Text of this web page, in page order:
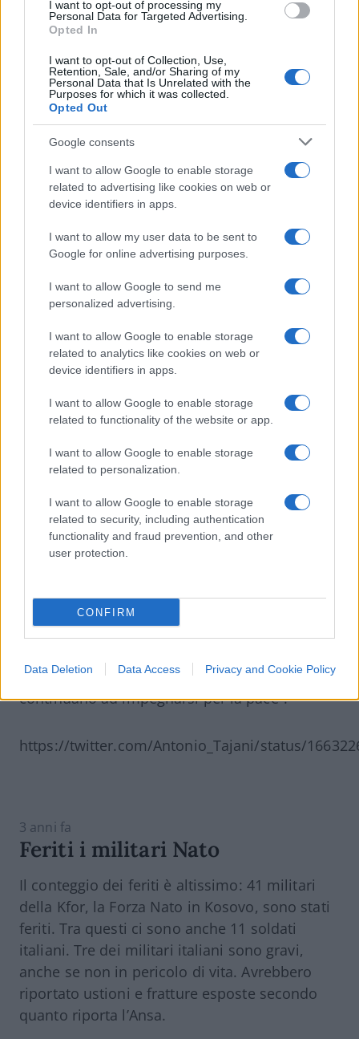
I want to opt-out of processing my
Personal Data for Targeted Advertising.
Opted In
I want to opt-out of Collection, Use,
Retention, Sale, and/or Sharing of my
Personal Data that Is Unrelated with the
Purposes for which it was collected.
Opted Out
Google consents
I want to allow Google to enable storage
related to advertising like cookies on web or
device identifiers in apps.
I want to allow my user data to be sent to
Google for online advertising purposes.
I want to allow Google to send me
personalized advertising.
I want to allow Google to enable storage
related to analytics like cookies on web or
device identifiers in apps.
I want to allow Google to enable storage
related to functionality of the website or app.
I want to allow Google to enable storage
related to personalization.
I want to allow Google to enable storage
related to security, including authentication
functionality and fraud prevention, and other
user protection.
CONFIRM
Data Deletion Data Access Privacy and Cookie Policy
d’America –nonostante il nostro appello alla
moderazione: chiediamo alle autorità
kosovare di fare immediatamente un passo
indietro e di ridurre la tensione e di
coordinarsi strettamente con EULEX e KFOR.
Condanniamo gli attacchi all’EULEX a Zvecan”.
3 anni fa
Crosetto: "Solidarietà e
vicinanza"
La Difesa e il ministro Guido Crosetto
esprimono “vicinanza e augurano una pronta
guarigione ai militari Nato Kfor italiani,
ungheresi e moldavi rimasti feriti negli scontri
Kosovo “. Si legge su Twitter.
Tajani: "Solidarietà"
Su Twitter il ministro degli esteri italiano,
rimasti feriti inKosovo
manifestanti serbi e polizia kosovara. Tra di
ma non in pericolo di vita. I militari italiani
continuano ad impegnarsi per la pace”.
https://twitter.com/Antonio_Tajani/status/
3 anni fa
Feriti i militari Nato
Il conteggio dei feriti è altissimo: 41 militari
della Kfor, la Forza Nato in Kosovo, sono stati
feriti. Tra questi ci sono anche 11 soldati
italiani. Tre dei militari italiani sono gravi,
anche se non in pericolo di vita. Avrebbero
riportato ustioni e fratture esposte secondo
quanto riporta l’Ansa.